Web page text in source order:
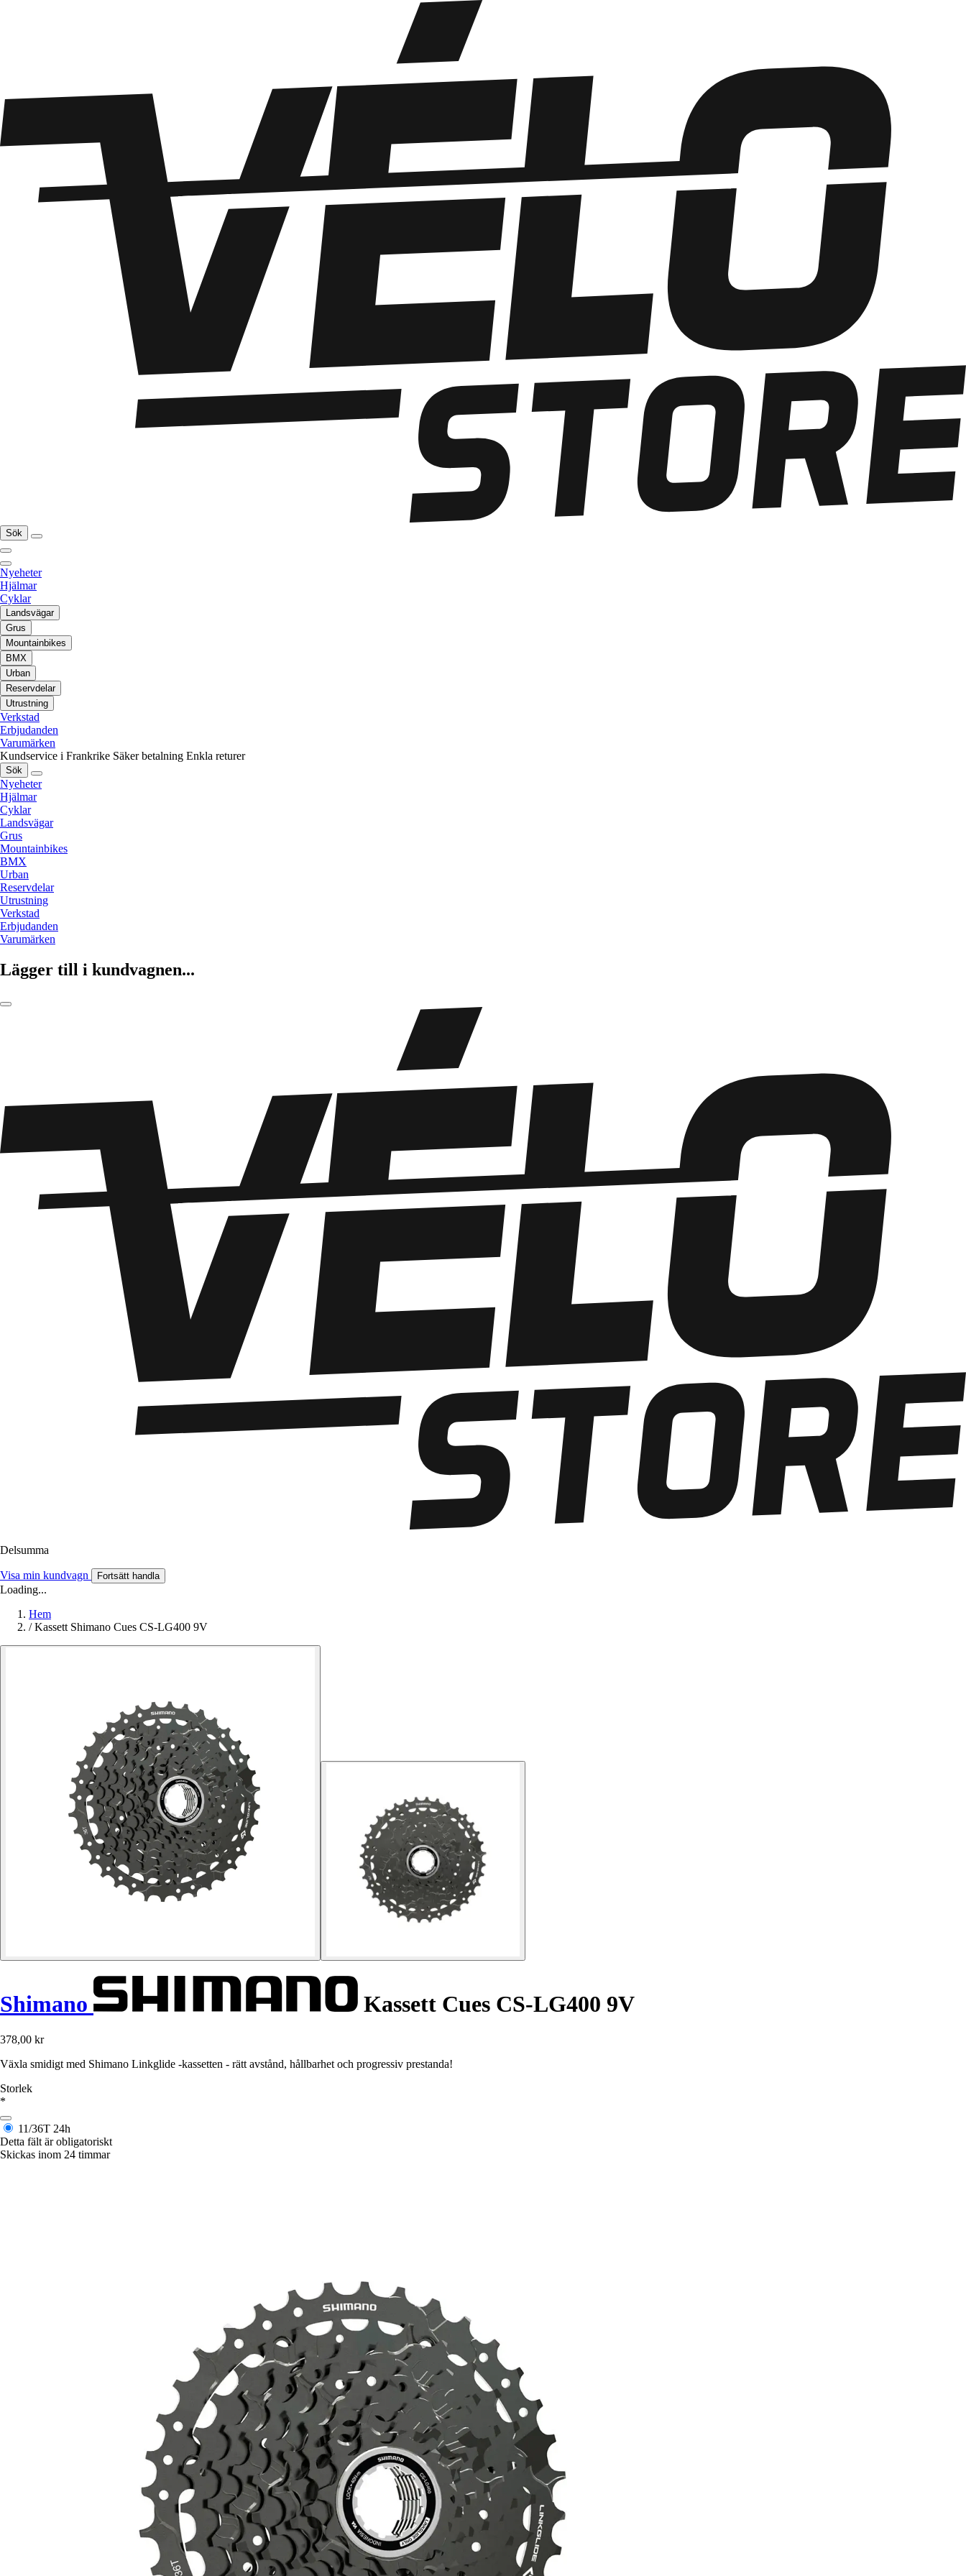
Sök
Nyeheter
Hjälmar
Cyklar
Landsvägar
Grus
Mountainbikes
BMX
Urban
Reservdelar
Utrustning
Verkstad
Erbjudanden
Varumärken
Kundservice i Frankrike Säker betalning Enkla returer
Sök
Nyeheter
Hjälmar
Cyklar
Landsvägar
Grus
Mountainbikes
BMX
Urban
Reservdelar
Utrustning
Verkstad
Erbjudanden
Varumärken
Lägger till i kundvagnen...
Delsumma
Visa min kundvagn Fortsätt handla
Loading...
Hem
/ Kassett Shimano Cues CS-LG400 9V
Shimano Kassett Cues CS-LG400 9V
378,00 kr
Växla smidigt med Shimano Linkglide -kassetten - rätt avstånd, hållbarhet och progressiv prestanda!
Storlek
*
11/36T 24h
Detta fält är obligatoriskt
Skickas inom 24 timmar